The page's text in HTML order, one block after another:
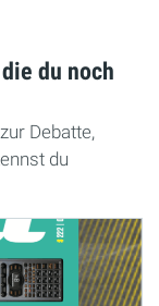
du noch
Debatte,
du